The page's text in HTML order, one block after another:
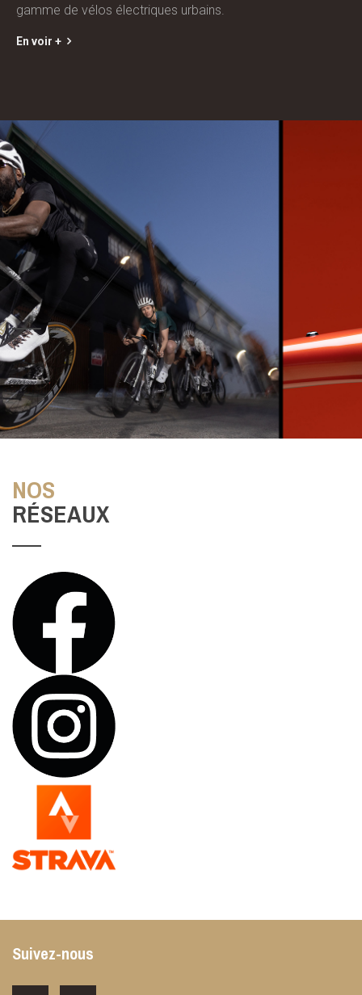
gamme de vélos électriques urbains.
En voir +
.
NOS
RÉSEAUX
Suivez-nous